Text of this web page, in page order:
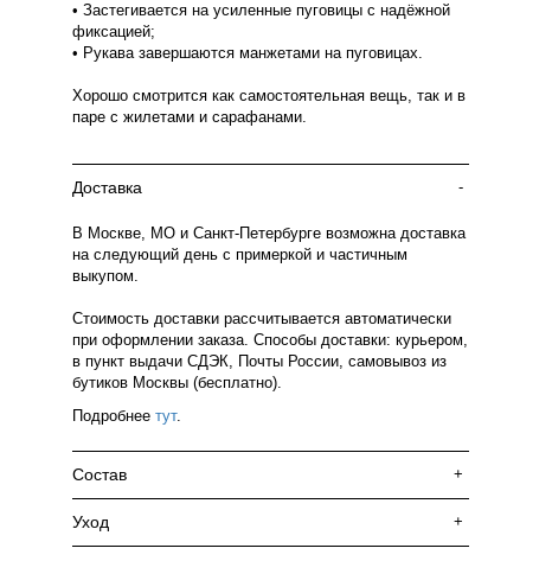
• Застегивается на усиленные пуговицы с надёжной
фиксацией;
• Рукава завершаются манжетами на пуговицах.
Хорошо смотрится как самостоятельная вещь, так и в
паре с жилетами и сарафанами.
Доставка -
В Москве, МО и Санкт-Петербурге возможна доставка
на следующий день с примеркой и частичным
выкупом.
Стоимость доставки рассчитывается автоматически
при оформлении заказа. Способы доставки: курьером,
в пункт выдачи СДЭК, Почты России, самовывоз из
бутиков Москвы (бесплатно).
Подробнее тут.
Состав +
Уход +